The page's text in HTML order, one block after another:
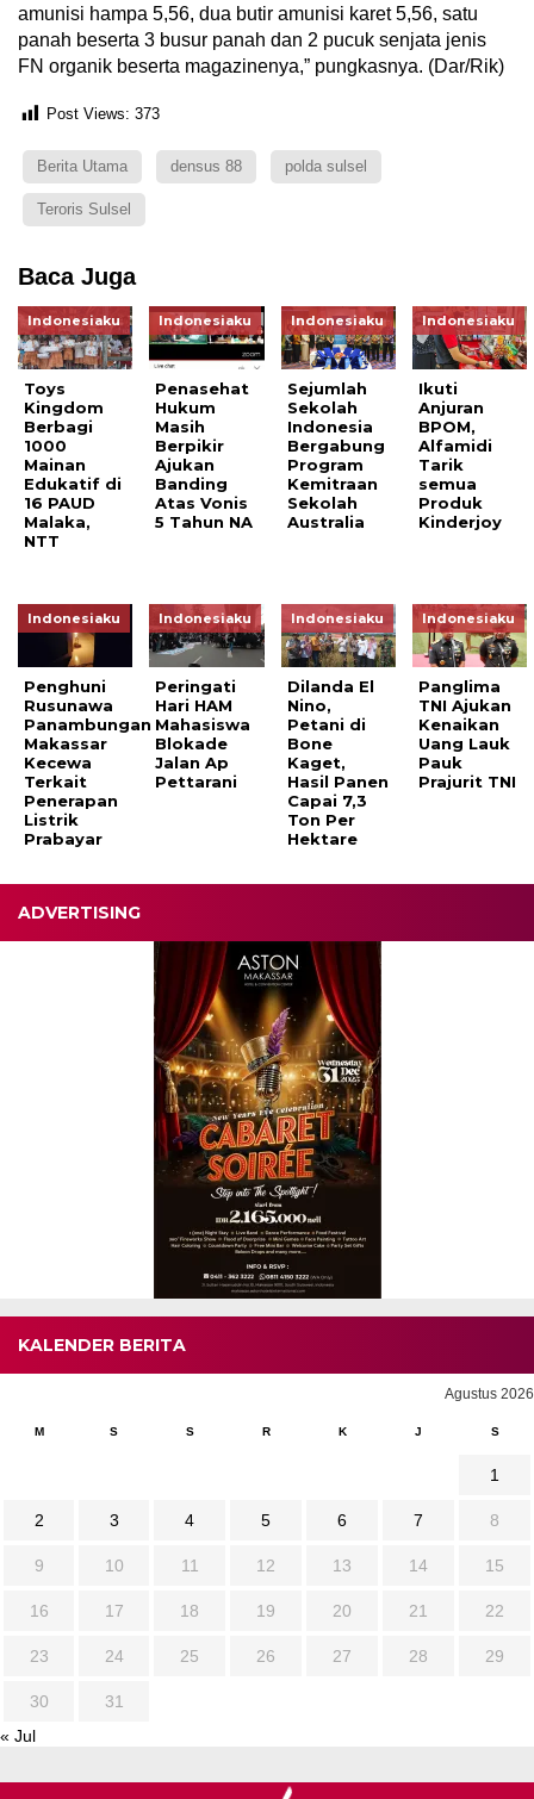
amunisi hampa 5,56, dua butir amunisi karet 5,56, satu
panah beserta 3 busur panah dan 2 pucuk senjata jenis
FN organik beserta magazinenya,” pungkasnya. (Dar/Rik)
Post Views: 373
Berita Utama densus 88 polda sulsel
Teroris Sulsel
Baca Juga
Indonesiaku
Toys
Kingdom
Berbagi
1000
Mainan
Edukatif di
16 PAUD
Malaka,
NTT
Indonesiaku
Penasehat
Hukum
Masih
Berpikir
Ajukan
Banding
Atas Vonis
5 Tahun NA
Indonesiaku
Sejumlah
Sekolah
Indonesia
Bergabung
Program
Kemitraan
Sekolah
Australia
Indonesiaku
Ikuti
Anjuran
BPOM,
Alfamidi
Tarik
semua
Produk
Kinderjoy
Indonesiaku
Penghuni
Rusunawa
Panambungan
Makassar
Kecewa
Terkait
Penerapan
Listrik
Prabayar
Indonesiaku
Peringati
Hari HAM
Mahasiswa
Blokade
Jalan Ap
Pettarani
Indonesiaku
Dilanda El
Nino,
Petani di
Bone
Kaget,
Hasil Panen
Capai 7,3
Ton Per
Hektare
Indonesiaku
Panglima
TNI Ajukan
Kenaikan
Uang Lauk
Pauk
Prajurit TNI
ADVERTISING
KALENDER BERITA
Agustus 2026
M S S R K J S
1
2 3 4 5 6 7 8
9 10 11 12 13 14 15
16 17 18 19 20 21 22
23 24 25 26 27 28 29
30
31
« Jul